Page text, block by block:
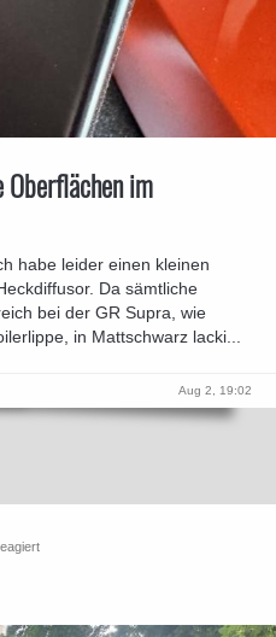
im
habe leider einen kleinen
Da sämtliche
bei der GR Supra, wie
in Mattschwarz lacki...
Aug 2, 19:02